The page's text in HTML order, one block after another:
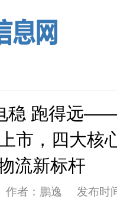
稳 跑得远
市，四大核
流新标杆
者：鹏逸 发布时